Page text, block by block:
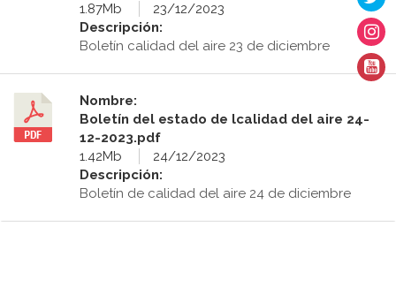
1.87Mb
23/12/2023
Descripción:
Boletín calidad del aire 23 de diciembre
Nombre:
Boletín del estado de lcalidad del aire 24-
12-2023.pdf
1.42Mb
24/12/2023
Descripción:
Boletín de calidad del aire 24 de diciembre